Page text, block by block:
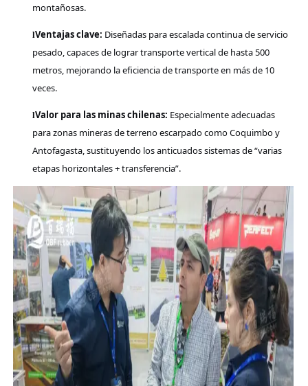
montañosas.
lVentajas clave: Diseñadas para escalada continua de servicio
pesado, capaces de lograr transporte vertical de hasta 500
metros, mejorando la eficiencia de transporte en más de 10
veces.
lValor para las minas chilenas: Especialmente adecuadas
para zonas mineras de terreno escarpado como Coquimbo y
Antofagasta, sustituyendo los anticuados sistemas de “varias
etapas horizontales + transferencia”.